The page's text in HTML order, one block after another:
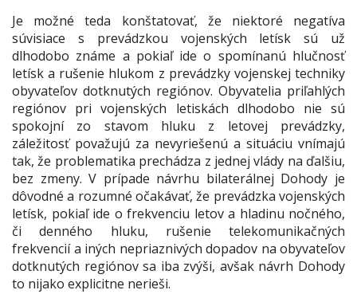
Je možné teda konštatovať, že niektoré negatíva
súvisiace s prevádzkou vojenských letísk sú už
dlhodobo známe a pokiaľ ide o spomínanú hlučnosť
letísk a rušenie hlukom z prevádzky vojenskej techniky
obyvateľov dotknutých regiónov. Obyvatelia priľahlých
regiónov pri vojenských letiskách dlhodobo nie sú
spokojní zo stavom hluku z letovej prevádzky,
záležitosť považujú za nevyriešenú a situáciu vnímajú
tak, že problematika prechádza z jednej vlády na ďalšiu,
bez zmeny. V prípade návrhu bilaterálnej Dohody je
dôvodné a rozumné očakávať, že prevádzka vojenských
letísk, pokiaľ ide o frekvenciu letov a hladinu nočného,
či denného hluku, rušenie telekomunikačných
frekvencií a iných nepriaznivých dopadov na obyvateľov
dotknutých regiónov sa iba zvýši, avšak návrh Dohody
to nijako explicitne nerieši.